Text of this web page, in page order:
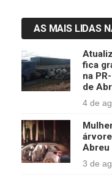
AS MAIS LIDAS
fica
na
de
4 de
Abreu
3 de